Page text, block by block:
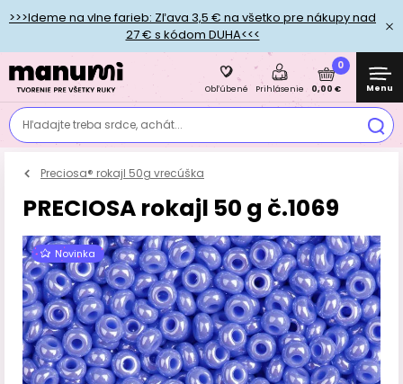
>>>Ideme na vlne farieb: Zľava 3,5 € na všetko pre nákupy nad
27 € s kódom DUHA<<<
Hľadajte treba srdce, achát...
Obľúbené Prihlásenie
0
0,00 € Menu
Preciosa® rokajl 50g vrecúška
PRECIOSA rokajl 50 g č.1069
Novinka